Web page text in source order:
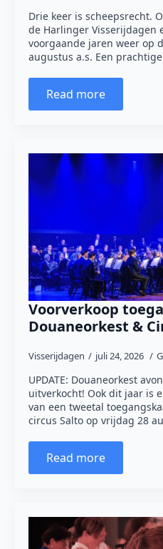
Drie keer is scheepsrecht.
de Harlinger Visserijdagen
voorgaande jaren weer op
augustus a.s. Een
Read more
Voorverkoop
Douaneorkest &
Visserijdagen juli 24, 2026
UPDATE: Douaneorkest
uitverkocht! Ook dit jaar is
van een tweetal
circus Salto op vrijdag 28
Read more